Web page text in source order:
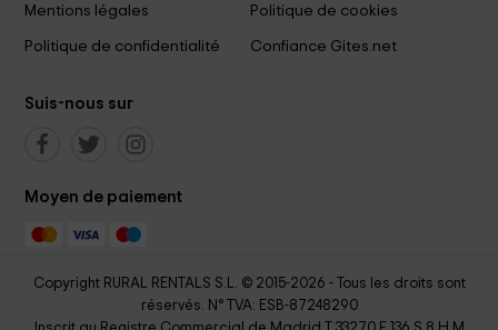
Mentions légales
Politique de cookies
Politique de confidentialité Confiance Gites.net
Suis-nous sur
Moyen de paiement
Copyright RURAL RENTALS S.L. © 2015-2026 - Tous les droits sont
réservés. N° TVA: ESB-87248290